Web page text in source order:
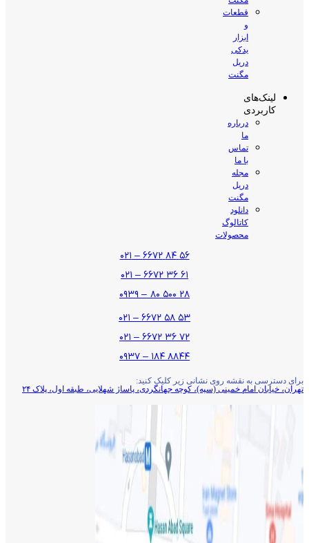
قطعات
و
ابزار
یدکی
دریل
مگنت
لینک‌های
کاربردی
درباره
ما
تماس
با ما
مجله
دریل
مگنت
دانلود
کاتالوگ
محصولات
۵۶ ۸۴ ۶۶۷۲ – ۰۲۱
۶۱ ۳۶ ۶۶۷۲ – ۰۲۱
۲۸ ۵۰۰ ۸۰ – ۰۹۳۹
۵۳ ۵۸ ۶۶۷۲ – ۰۲۱
۷۲ ۳۶ ۶۶۷۲ – ۰۲۱
۸۸۴۴ ۱۸۴ – ۰۹۳۷
برای دسترسی به نقشه روی نشانی زیر کلیک کنید:
تهران، خیابان امام خمینی (سپه)، کوچه جهانگردی،‌ پاساژ شهلایی، طبقه اول، پلاک ۲۴